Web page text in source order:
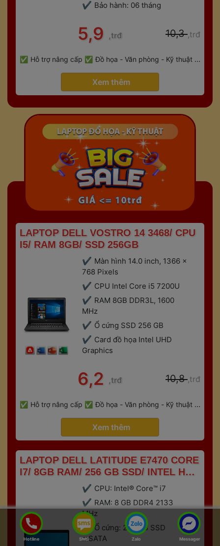
Bảo hành: 06 tháng
5,9 ,trđ 10,3 ,trđ
Hỗ trợ nâng cấp
Đồ họa - Văn phòng - Kỹ thuật -
Xem thêm
LAPTOP DELL VOSTRO 14 3468/ CPU
I5/ RAM 8GB/ SSD 256GB
Màn hình 14.0 inch, 1366 x
768 Pixels
CPU Intel Core i5 7200U
RAM 8GB DDR3L, 1600
MHz
Ổ cứng SSD 256 GB
Card đồ họa Intel UHD
Graphic
6,2 ,trđ 10,8 ,trđ
Hỗ trợ nâng cấp
Đồ họa - Văn phòng - Kỹ thuật -
Xem thêm
LAPTOP DELL LATITUDE E7470 CORE
I7/ 8GB RAM/ 256 GB SSD/ INTEL HD
520/ TOUCH SCREEN CPU: Intel® Core™ i7
RAM: 8 GB DDR4 2133
MHz
Ổ cứng: 256 GB SSD
mSATA
Hotline SMS Zalo Messager